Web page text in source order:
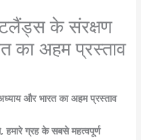
के संरक्षण
का अहम प्रस्ताव
और भारत का अहम प्रस्ताव
ग्रह के सबसे महत्वपूर्ण